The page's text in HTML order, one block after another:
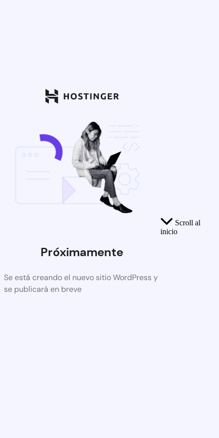
Próximamente
Se está creando el nuevo sitio WordPress y
se publicará en breve
Scroll al
inicio